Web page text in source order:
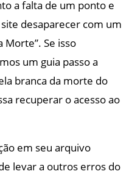
a falta de um ponto e
desaparecer com um
Morte”. Se isso
um guia passo a
branca da morte do
recuperar o acesso ao
em seu arquivo
levar a outros erros do